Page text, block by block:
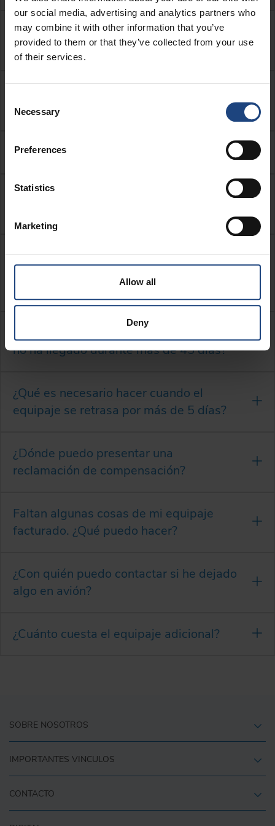
our social media, advertising and analytics partners who
may combine it with other information that you’ve
provided to them or that they’ve collected from your use
of their services.
Selection
Necessary
Preferences
Statistics
Marketing
Allow all
Deny
¿Cuánto cuesta la primera pieza de
equipaje facturado en la tarifa FlyEasy?
bebé se cobran extra?
¿Qué se prohíbe llevar en el equipaje?
¿Dónde puedo verificar el estado de mi
Si mi equipaje está dañado y no he
aeropuerto, ¿qué debo hacer?
¿Qué es necesario hacer si el equipaje
no ha llegado durante más de 45 días?
¿Qué es necesario hacer cuando el
equipaje se retrasa por más de 5 días?
¿Dónde puedo presentar una
reclamación de compensación?
Faltan algunas cosas de mi equipaje
facturado. ¿Qué puedo hacer?
¿Con quién puedo contactar si he dejado
algo en avión?
¿Cuánto cuesta el equipaje adicional?
SOBRE NOSOTROS
IMPORTANTES VINCULOS
CONTACTO